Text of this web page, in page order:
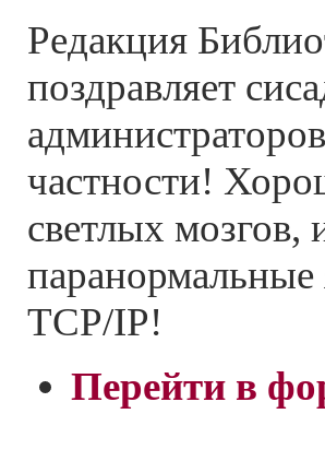
Редакция
поздравляет
частности!
светлых мозгов,
паранормальные
TCP/IP!
Перейти в